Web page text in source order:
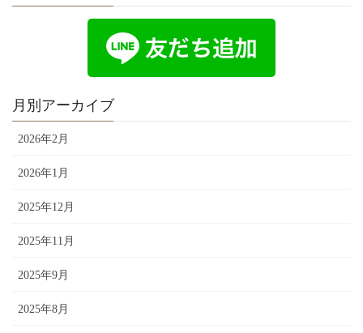
月別アーカイブ
2026年2月
2026年1月
2025年12月
2025年11月
2025年9月
2025年8月